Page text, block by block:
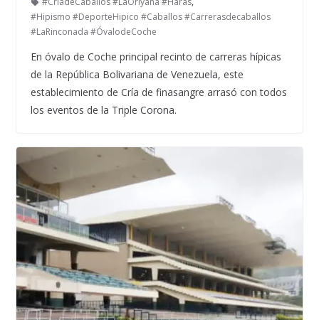
#Hipismo #DeporteHipico #Caballos #Carrerasdecaballos
#LaRinconada #ÓvalodeCoche
En óvalo de Coche principal recinto de carreras hípicas
de la República Bolivariana de Venezuela, este
establecimiento de Cría de finasangre arrasó con todos
los eventos de la Triple Corona.